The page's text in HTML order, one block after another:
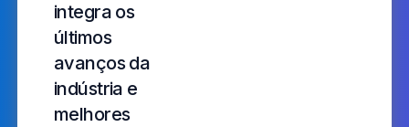
integra os
últimos
avanços da
indústria e
melhores